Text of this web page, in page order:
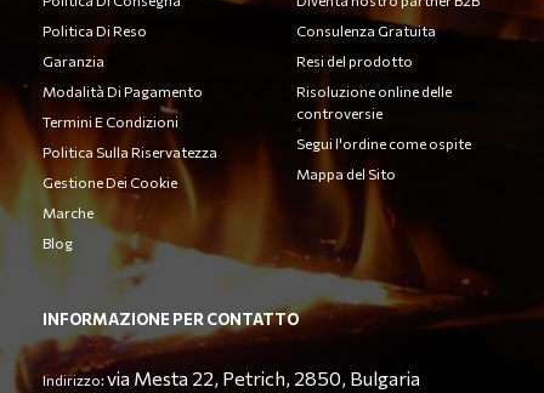
Politica Di Reso
Garanzia
Modalità Di Pagamento
Termini E Condizioni
Politica Sulla Riservatezza
Gestione Dei Cookie
Marche
Blog
Consulenza Gratuita
Resi del prodotto
Risoluzione online delle
controversie
Segui l'ordine come ospite
Mappa del Sito
INFORMAZIONE PER CONTATTO
Indirizzo:via Mesta 22, Petrich, 2850, Bulgaria